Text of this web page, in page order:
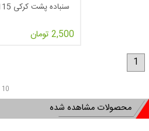
سنباده پشت کرکی 115 میلی متر
2,500 تومان
1
10
محصولات مشاهده شده